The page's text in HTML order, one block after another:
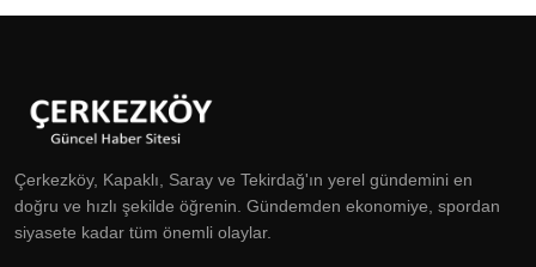
Çerkezköy, Kapaklı, Saray ve Tekirdağ'ın yerel gündemini en
doğru ve hızlı şekilde öğrenin. Gündemden ekonomiye, spordan
siyasete kadar tüm önemli olaylar.